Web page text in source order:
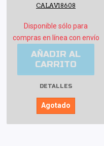
CALAV18608
Disponible sólo para
compras en línea con envío
AÑADIR AL
CARRITO
DETALLES
Agotado